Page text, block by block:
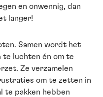
en onwennig, dan
langer!
Samen wordt het
te luchten én om te
Ze verzamelen
om te zetten in
te pakken hebben